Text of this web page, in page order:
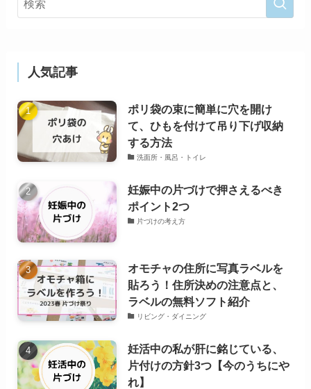
人気記事
ポリ袋の束に簡単に穴を開け
て、ひもを付けて吊り下げ収納
する方法
洗面所・風呂・トイレ
妊娠中の片づけで押さえるべき
ポイント2つ
片づけの考え方
オモチャの住所に写真ラベルを
貼ろう！住所決めの注意点と、
ラベルの無料ソフト紹介
リビング・ダイニング
妊活中の私が肝に銘じている、
片付けの方針3つ【今のうちにや
れ】